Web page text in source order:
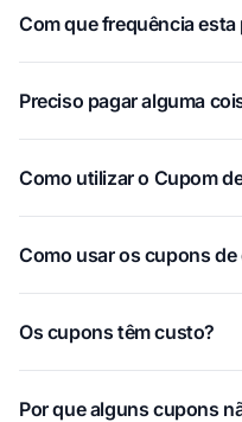
Com que frequência esta
Preciso pagar alguma
Como utilizar o Cupom
Como usar os cupons
Os cupons têm custo?
Por que alguns cupons